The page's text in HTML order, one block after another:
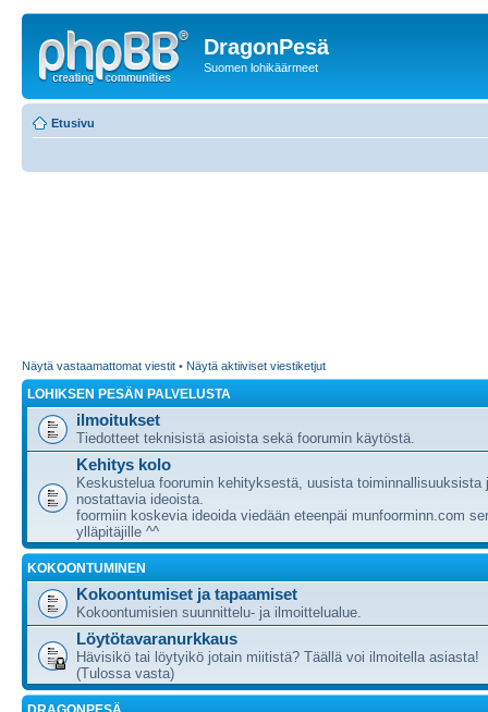
DragonPesä
Suomen lohikäärmeet
Etusivu
Näytä vastaamattomat viestit • Näytä aktiiviset viestiketjut
LOHIKSEN PESÄN PALVELUSTA
ilmoitukset
Tiedotteet teknisistä asioista sekä foorumin käytöstä.
Kehitys kolo
Keskustelua foorumin kehityksestä, uusista toiminnallisuuksista
nostattavia ideoista.
foormiin koskevia ideoida viedään eteenpäi munfoorminn.com
ylläpitäjille ^^
KOKOONTUMINEN
Kokoontumiset ja tapaamiset
Kokoontumisien suunnittelu- ja ilmoittelualue.
Löytötavaranurkkaus
Hävisikö tai löytyikö jotain miitistä? Täällä voi ilmoitella asiasta!
(Tulossa vasta)